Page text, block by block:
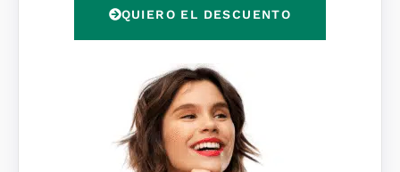
QUIERO EL DESCUENTO